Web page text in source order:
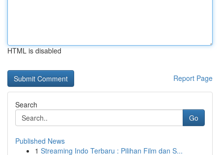
HTML is disabled
Report Page
Search
Go
Published News
1 Streaming Indo Terbaru : Pilihan Film dan S...